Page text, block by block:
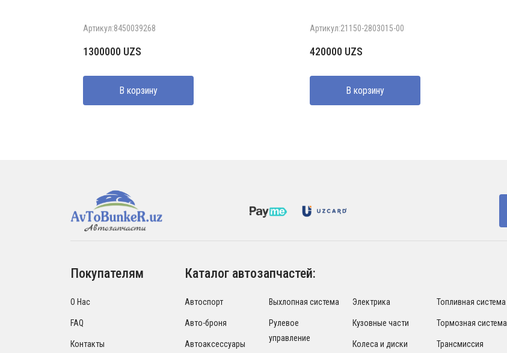
Артикул:8450039268
1300000 UZS
В корзину
Артикул:21150-2803015-00
420000 UZS
В корзину
Покупателям
О Нас
FAQ
Контакты
Каталог автозапчастей:
Автоспорт
Авто-броня
Автоаксессуары
Выхлопная система
Рулевое
управление
Электрика
Кузовные части
Колеса и диски
Топливная система
Тормозная система
Трансмиссия